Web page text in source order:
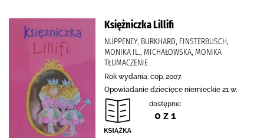
Księżniczka Lillifi
NUPPENEY, BURKHARD, FINSTERBUSCH,
MONIKA IL., MICHAŁOWSKA, MONIKA
TŁUMACZENIE
Rok wydania: cop. 2007.
Opowiadanie dziecięce niemieckie 21 w.
dostępne:
0 z 1